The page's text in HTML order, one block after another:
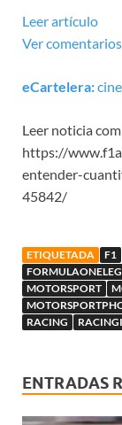
Leer artículo
Ver comentarios
eCartelera:
Leer noticia
https://
entender-
45842/
ETIQUETADA F1
MOTORSPORT
RACING
ENTRADAS